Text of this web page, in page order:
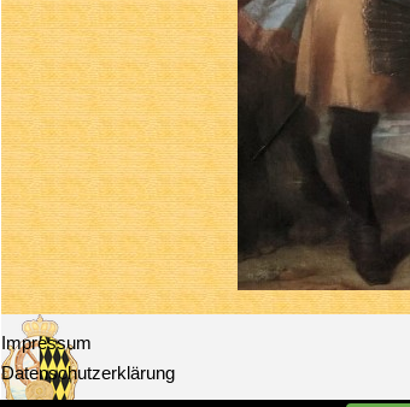
Impressum
Datenschutzerklärung